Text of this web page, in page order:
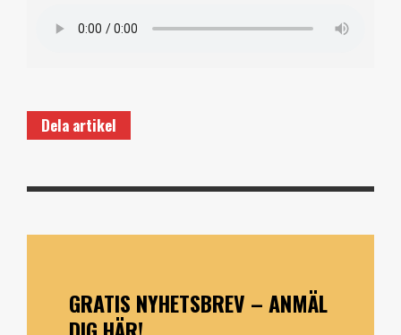
Dela artikel
GRATIS NYHETSBREV – ANMÄL